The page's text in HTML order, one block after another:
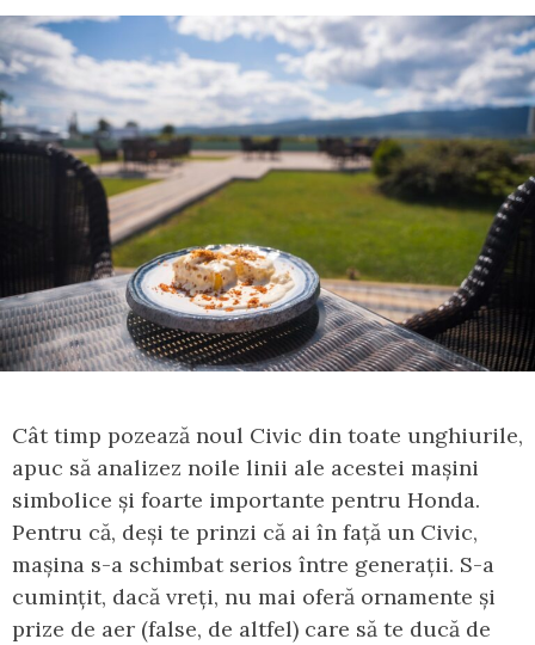
Cât timp pozează noul Civic din toate unghiurile,
apuc să analizez noile linii ale acestei mașini
simbolice și foarte importante pentru Honda.
Pentru că, deși te prinzi că ai în față un Civic,
mașina s-a schimbat serios între generații. S-a
cumințit, dacă vreți, nu mai oferă ornamente și
prize de aer (false, de altfel) care să te ducă de